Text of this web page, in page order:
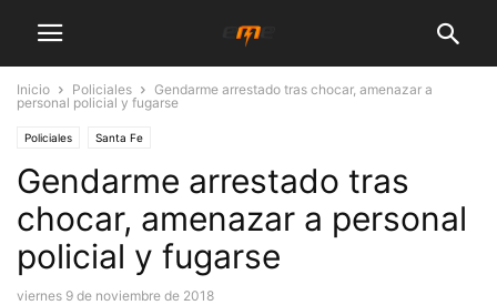
Inicio Policiales
Gendarme arrestado tras chocar, amenazar a
personal policial y fugarse
Policiales Santa Fe
Gendarme arrestado tras
chocar, amenazar a personal
policial y fugarse
viernes 9 de noviembre de 2018